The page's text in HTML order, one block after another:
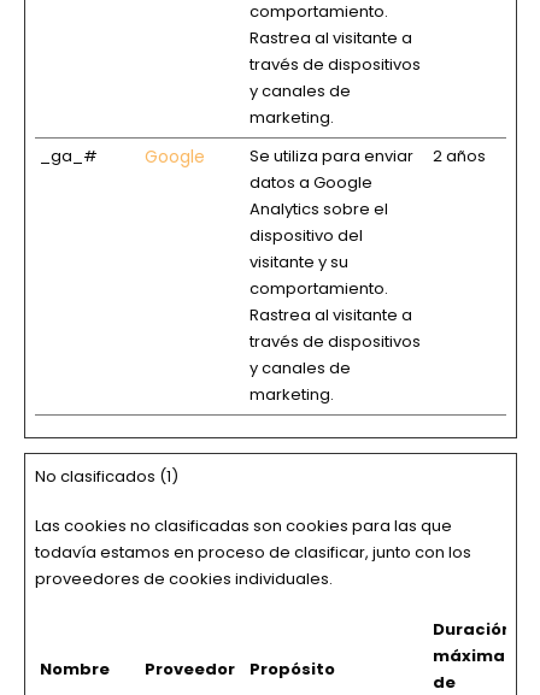
comportamiento.
Rastrea al visitante a
través de dispositivos
y canales de
marketing.
_ga_# Google
Se utiliza para enviar
datos a Google
Analytics sobre el
dispositivo del
visitante y su
comportamiento.
Rastrea al visitante a
través de dispositivos
y canales de
marketing.
2 años
No clasificados (1)
Las cookies no clasificadas son cookies para las que
todavía estamos en proceso de clasificar, junto con los
proveedores de cookies individuales.
Nombre Proveedor Propósito
Duración
máxima
de